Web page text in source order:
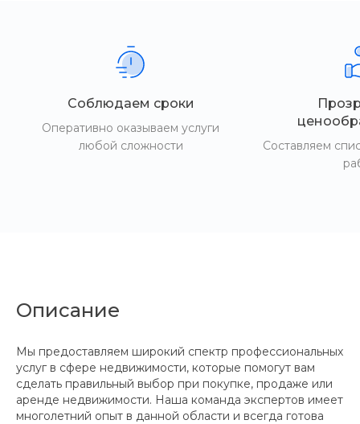
Соблюдаем сроки
Оперативно оказываем услуги
любой сложности
Составляем
Описание
Мы предоставляем широкий спектр профессиональных
услуг в сфере недвижимости, которые помогут вам
сделать правильный выбор при покупке, продаже или
аренде недвижимости. Наша команда экспертов имеет
многолетний опыт в данной области и всегда готова